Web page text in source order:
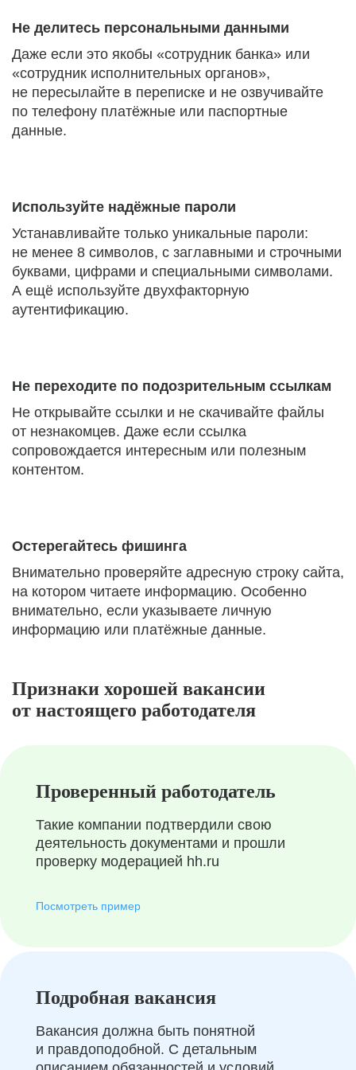
Не делитесь персональными данными
Даже если это якобы «сотрудник банка» или
«сотрудник исполнительных органов»,
не пересылайте в переписке и не озвучивайте
по телефону платёжные или паспортные
данные.
Используйте надёжные пароли
Устанавливайте только уникальные пароли:
не менее 8 символов, с заглавными и строчными
буквами, цифрами и специальными символами.
А ещё используйте двухфакторную
аутентификацию.
Не переходите по подозрительным ссылкам
Не открывайте ссылки и не скачивайте файлы
от незнакомцев. Даже если ссылка
сопровождается интересным или полезным
контентом.
Остерегайтесь фишинга
Внимательно проверяйте адресную строку сайта,
на котором читаете информацию. Особенно
внимательно, если указываете личную
информацию или платёжные данные.
Признаки хорошей вакансии
от настоящего работодателя
Проверенный работодатель
Такие компании подтвердили свою
деятельность документами и прошли
проверку модерацией hh.ru
Посмотреть пример
Подробная вакансия
Вакансия должна быть понятной
и правдоподобной. С детальным